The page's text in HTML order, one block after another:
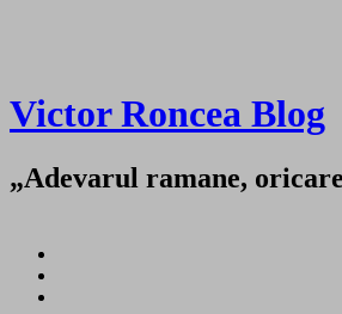
Victor Roncea Blog
„Adevarul ramane,